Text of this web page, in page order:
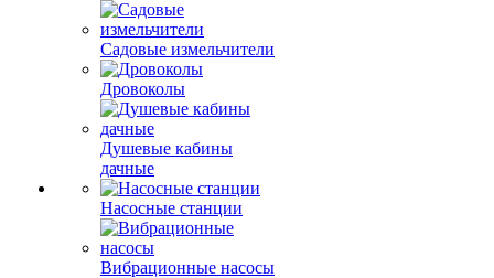
Садовые измельчители
Дровоколы
Душевые кабины
дачные
Насосные станции
Вибрационные насосы